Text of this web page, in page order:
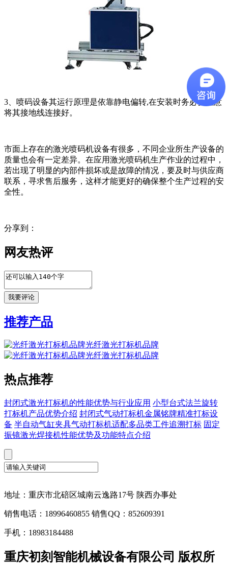
3、喷码设备其运行原理是依靠静电偏转,在安装时务必要注意
将其接地线连接好。
市面上存在的激光喷码机设备有很多，不同企业所生产设备的
质量也会有一定差异。在应用激光喷码机生产作业的过程中，
若出现了明显的内部件损坏或是故障的情况，要及时与供应商
联系，寻求售后服务，这样才能更好的确保整个生产过程的安
全性。
分享到：
网友热评
推荐产品
光纤激光打标机品牌
光纤激光打标机品牌
热点推荐
封闭式激光打标机的性能优势与行业应用 小型台式法兰旋转
打标机产品优势介绍 封闭式气动打标机金属铭牌精准打标设
备 半自动气缸夹具气动打标机适配多品类工件追溯打标 固定
振镜激光焊接机性能优势及功能特点介绍
地址：重庆市北碚区城南云逸路17号 陕西办事处
销售电话：18996460855 销售QQ：852609391
手机：18983184488
重庆初刻智能机械设备有限公司 版权所